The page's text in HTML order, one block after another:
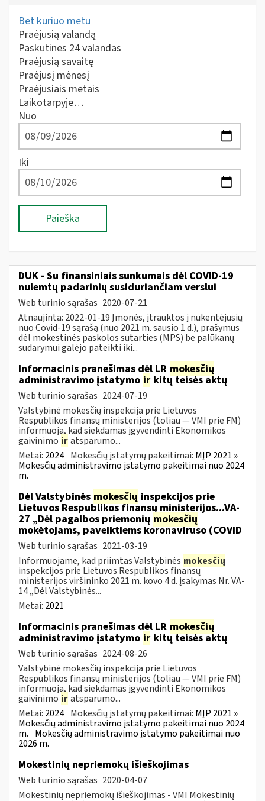
Bet kuriuo metu
Praėjusią valandą
Paskutines 24 valandas
Praėjusią savaitę
Praėjusį mėnesį
Praėjusiais metais
Laikotarpyje…
Nuo
Iki
Paieška
DUK - Su finansiniais sunkumais dėl COVID-19
nulemtų padarinių susiduriančiam verslui
Web turinio sąrašas 2020-07-21
Atnaujinta: 2022-01-19 Įmonės, įtrauktos į nukentėjusių
nuo Covid-19 sąrašą (nuo 2021 m. sausio 1 d.), prašymus
dėl mokestinės paskolos sutarties (MPS) be palūkanų
sudarymui galėjo pateikti iki...
Informacinis pranešimas dėl LR mokesčių
administravimo įstatymo ir kitų teisės aktų
Web turinio sąrašas 2024-07-19
Valstybinė mokesčių inspekcija prie Lietuvos
Respublikos finansų ministerijos (toliau — VMI prie FM)
informuoja, kad siekdamas įgyvendinti Ekonomikos
gaivinimo iratsparumo...
Metai: 2024 Mokesčių įstatymų pakeitimai: MĮP 2021 »
Mokesčių administravimo įstatymo pakeitimai nuo 2024
m.
Dėl Valstybinės mokesčių inspekcijos prie
Lietuvos Respublikos finansų ministerijos...VA-
27 „Dėl pagalbos priemonių mokesčių
mokėtojams, paveiktiems koronaviruso (COVID
Web turinio sąrašas 2021-03-19
Informuojame, kad priimtas Valstybinės mokesčių
inspekcijos prie Lietuvos Respublikos finansų
ministerijos viršininko 2021 m. kovo 4 d. įsakymas Nr. VA-
14 „Dėl Valstybinės...
Metai: 2021
Informacinis pranešimas dėl LR mokesčių
administravimo įstatymo ir kitų teisės aktų
Web turinio sąrašas 2024-08-26
Valstybinė mokesčių inspekcija prie Lietuvos
Respublikos finansų ministerijos (toliau — VMI prie FM)
informuoja, kad siekdamas įgyvendinti Ekonomikos
gaivinimo iratsparumo...
Metai: 2024 Mokesčių įstatymų pakeitimai: MĮP 2021 »
Mokesčių administravimo įstatymo pakeitimai nuo 2024
m. Mokesčių administravimo įstatymo pakeitimai nuo
2026 m.
Mokestinių nepriemokų išieškojimas
Web turinio sąrašas 2020-04-07
Mokestinių nepriemokų išieškojimas - VMI Mokestinių